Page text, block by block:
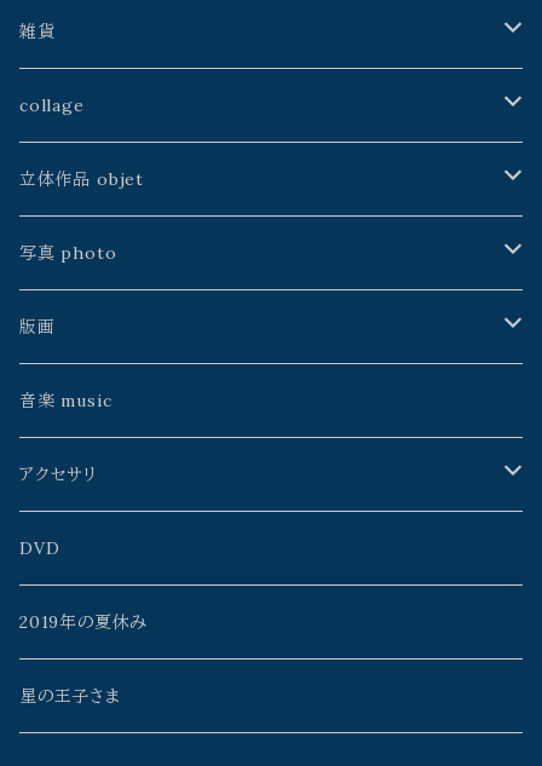
建石修志
山本佳世
中川ユウヰチ
川島朗
松島智里
雨花
よこやまぺん
イイノチエ
Rosa_Mystica
中村淳次
戸田勝久
kazeasobi
建石修志
中村淳次
ゲツメン
うたうた星
mato*noji
チヨト
mono clone
meme
星野時環
山本佳世
空中線書局／Atelier空中線
銀河通信社
よこやまぺん
鴨沢祐仁
森元暢之
ミズタニカエコ
雑貨
アトリエJALANJALAN
ふじわら工房
雨花
中川ユウヰチ
よりそう
タニザワピーチ
monoclone
よこやまぺん
山本佳世
collage
山本佳世
手製本
中川ユウヰチ
松島智里
百瀬靖子
久保田昭宏
星野時環
川島朗
Rosa_Mystica
立体作品 objet
久保田昭宏
星野時環
雨花
山本佳世
百瀬靖子
黒田武志
写真 photo
久保田昭宏
Erico
版画
イイノチエ
音楽 music
アクセサリ
AzulFábrica+spinn
雨花
タニザワピーチ
DVD
2019年の夏休み
星の王子さま